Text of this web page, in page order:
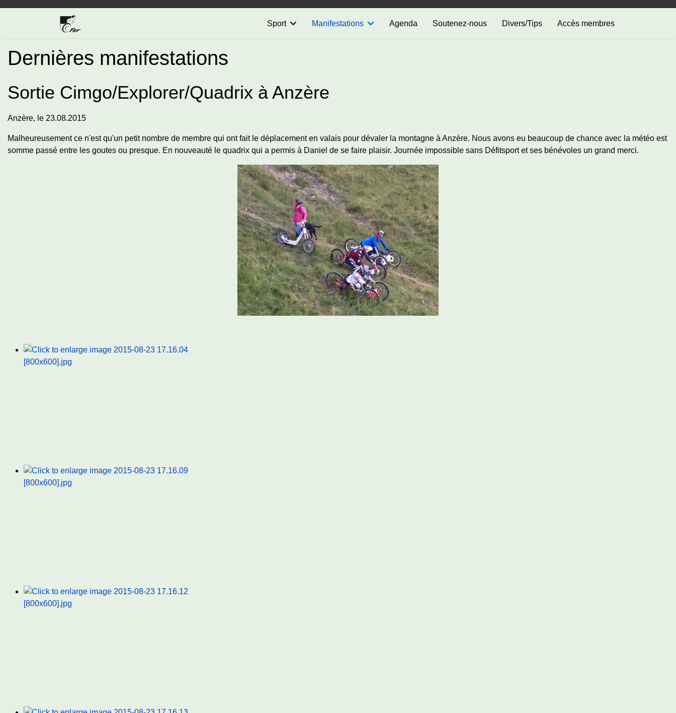
Sport Manifestations Agenda Soutenez-nous Divers/Tips Accès membres
Dernières manifestations
Sortie Cimgo/Explorer/Quadrix à Anzère
Anzère, le 23.08.2015
Malheureusement ce n'est qu'un petit nombre de membre qui ont fait le déplacement en valais pour dévaler la montagne à Anzère. Nous avons eu beaucoup de chance avec la météo est
somme passé entre les goutes ou presque. En nouveauté le quadrix qui a permis à Daniel de se faire plaisir. Journée impossible sans Défitsport et ses bénévoles un grand merci.